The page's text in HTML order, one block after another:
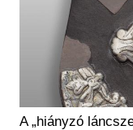
A „hiányzó